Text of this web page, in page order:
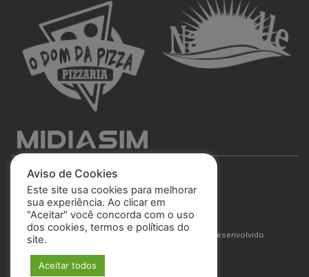
São José Esporte Clube
© 2025 Todos os direitos reservados. Site desenvolvido
Aviso de Cookies
Este site usa cookies para melhorar
sua experiência. Ao clicar em
"Aceitar" você concorda com o uso
dos cookies, termos e políticas do
site.
Aceitar todos